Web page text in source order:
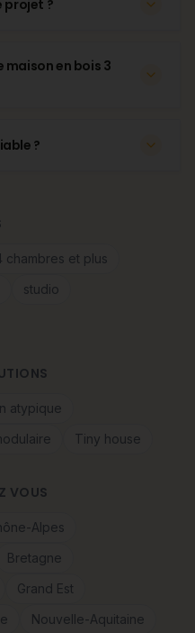
projet ?
en bois 3
?
chambres et plus
studio
atypique
Tiny house
VOUS
Alpes
Bretagne
Grand Est
Nouvelle-Aquitaine